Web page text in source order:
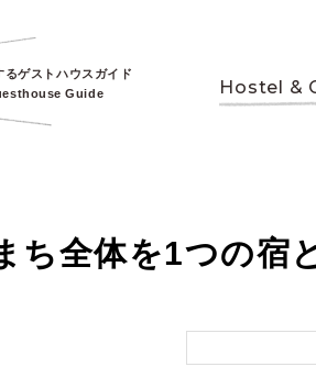
るゲストハウスガイド
Guide
Hostel &
ち全体を1つの宿